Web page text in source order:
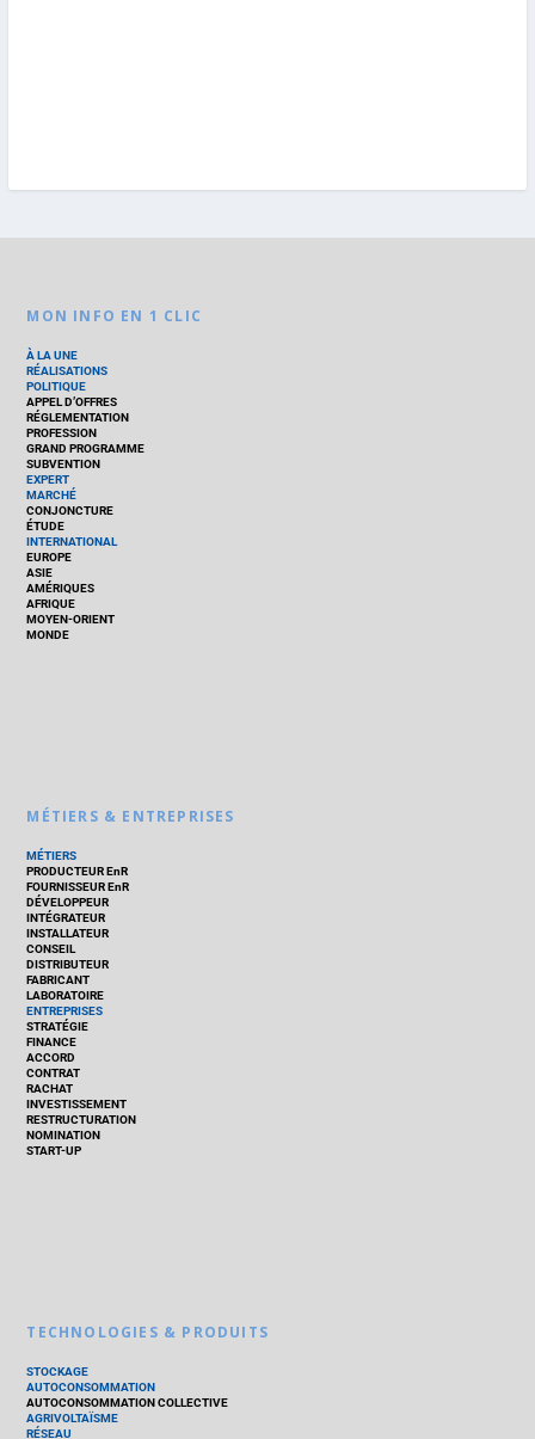
MON INFO EN 1 CLIC
À LA UNE
RÉALISATIONS
POLITIQUE
APPEL D’OFFRES
RÉGLEMENTATION
PROFESSION
GRAND PROGRAMME
SUBVENTION
EXPERT
MARCHÉ
CONJONCTURE
ÉTUDE
INTERNATIONAL
EUROPE
ASIE
AMÉRIQUES
AFRIQUE
MOYEN-ORIENT
MONDE
MÉTIERS & ENTREPRISES
MÉTIERS
PRODUCTEUR EnR
FOURNISSEUR EnR
DÉVELOPPEUR
INTÉGRATEUR
INSTALLATEUR
CONSEIL
DISTRIBUTEUR
FABRICANT
LABORATOIRE
ENTREPRISES
STRATÉGIE
FINANCE
ACCORD
CONTRAT
RACHAT
INVESTISSEMENT
RESTRUCTURATION
NOMINATION
START-UP
TECHNOLOGIES & PRODUITS
STOCKAGE
AUTOCONSOMMATION
AUTOCONSOMMATION COLLECTIVE
AGRIVOLTAÏSME
RÉSEAU